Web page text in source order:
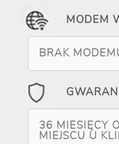
MODEM
BRAK
36 MIESIĘCY
MIEJSCU U